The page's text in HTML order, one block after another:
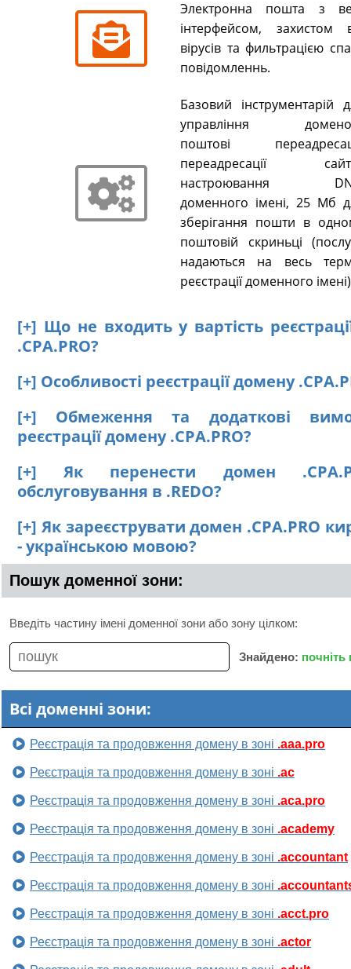
Электронна пошта з
інтерфейсом, захистом
вірусів та фильтрацією
повідомленнь.
Базовий інструментарій
управління
поштові
переадресації
настроювання
доменного імені, 25 Мб
зберігання пошти в
поштовій скриньці
надаються на весь
реєстрації доменного
[+] Що не входить у вартість
.CPA.PRO?
[+] Особливості реєстрації домену
[+] Обмеження та додаткові
реєстрації домену .CPA.PRO?
[+] Як перенести домен
обслуговування в .REDO?
[+] Як зареєструвати домен .CPA.PRO
- українською мовою?
Пошук доменної зони:
Введіть частину імені доменної зони або зону цілком:
Знайдено:
Всі доменні зони:
Реєстрація та продовження домену в зоні .aaa.pro
Реєстрація та продовження домену в зоні .ac
Реєстрація та продовження домену в зоні .aca.pro
Реєстрація та продовження домену в зоні .academy
Реєстрація та продовження домену в зоні .accountant
Реєстрація та продовження домену в зоні
Реєстрація та продовження домену в зоні .acct.pro
Реєстрація та продовження домену в зоні .actor